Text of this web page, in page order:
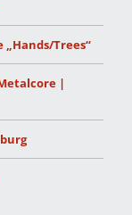
Trees“
|